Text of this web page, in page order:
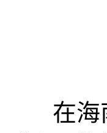
在海南